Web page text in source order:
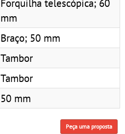
Forquilha telescópica; 60
mm
Braço; 50 mm
Tambor
Tambor
50 mm
Peça uma proposta